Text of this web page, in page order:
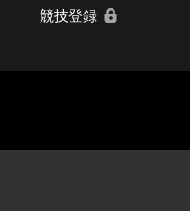
競技登録